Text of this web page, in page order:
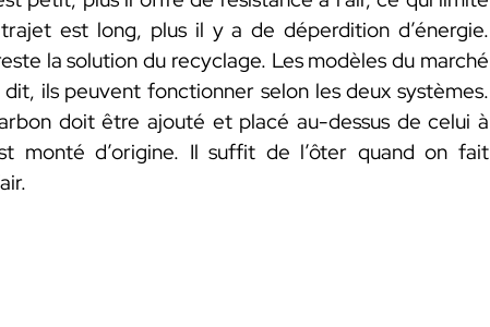
est long, plus il y a de déperdition d’énergie.
la solution du recyclage. Les modèles du marché
ils peuvent fonctionner selon les deux systèmes.
doit être ajouté et placé au-dessus de celui à
monté d’origine. Il suffit de l’ôter quand on fait